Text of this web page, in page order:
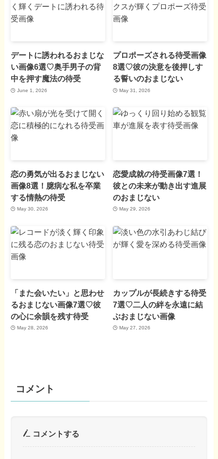
デートに誘われるおまじな
い画像6選♡奥手男子の背
中を押す魔法の待受
June 1, 2026
プロポーズされる待受画像
8選♡彼の決意を後押しす
る誓いのおまじない
May 31, 2026
恋の勇気が出るおまじない
画像8選！臆病な私を卒業
する情熱の待受
May 30, 2026
恋愛成就の待受画像7選！
彼との未来が動き出す進展
のおまじない
May 29, 2026
「また会いたい」と思わせ
るおまじない画像7選♡彼
の心に余韻を残す待受
May 28, 2026
カップルが長続きする待受
7選♡二人の絆を永遠に結
ぶおまじない画像
May 27, 2026
コメント
コメントする